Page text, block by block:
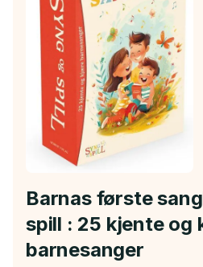
Barnas første
spill : 25 kjente og
barnesanger